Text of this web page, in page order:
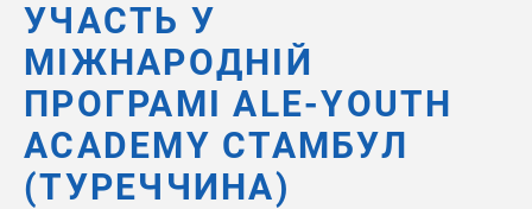
УЧАСТЬ У
МІЖНАРОДНІЙ
ПРОГРАМІ ALE-YOUTH
ACADEMY СТАМБУЛ
(ТУРЕЧЧИНА)